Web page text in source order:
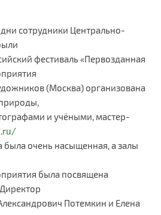
сотрудники Центрально-
фестиваль «Первозданная
(Москва) организована
и учёными, мастер-
очень насыщенная, а залы
была посвящена
Потемкин и Елена